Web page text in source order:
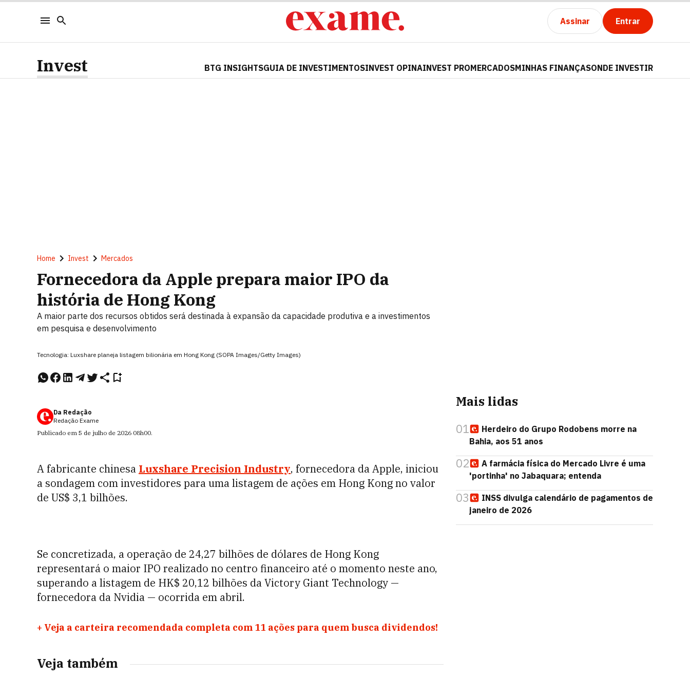
Assinar Entrar
Invest BTG INSIGHTSGUIA DE INVESTIMENTOSINVEST OPINAINVEST PROMERCADOSMINHAS FINANÇASONDE INVESTIR
Home Invest Mercados
Fornecedora da Apple prepara maior IPO da
história de Hong Kong
A maior parte dos recursos obtidos será destinada à expansão da capacidade produtiva e a investimentos
em pesquisa e desenvolvimento
Tecnologia: Luxshare planeja listagem bilionária em Hong Kong (SOPA Images/Getty Images)
Da Redação
Redação Exame
Publicado em 5 de julho de 2026 08h00.
A fabricante chinesa Luxshare Precision Industry, fornecedora da Apple, iniciou
a sondagem com investidores para uma listagem de ações em Hong Kong no valor
de US$ 3,1 bilhões.
Se concretizada, a operação de 24,27 bilhões de dólares de Hong Kong
representará o maior IPO realizado no centro financeiro até o momento neste ano,
superando a listagem de HK$ 20,12 bilhões da Victory Giant Technology —
fornecedora da Nvidia — ocorrida em abril.
+ Veja a carteira recomendada completa com 11 ações para quem busca dividendos!
Veja também
Mais lidas
01
Herdeiro do Grupo Rodobens morre na
Bahia, aos 51 anos
02
A farmácia física do Mercado Livre é uma
'portinha' no Jabaquara; entenda
03
INSS divulga calendário de pagamentos de
janeiro de 2026